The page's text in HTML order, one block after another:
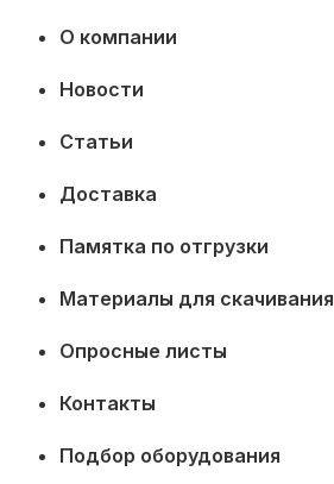
О компании
Новости
Статьи
Доставка
Памятка по отгрузки
Материалы для скачивания
Опросные листы
Контакты
Подбор оборудования